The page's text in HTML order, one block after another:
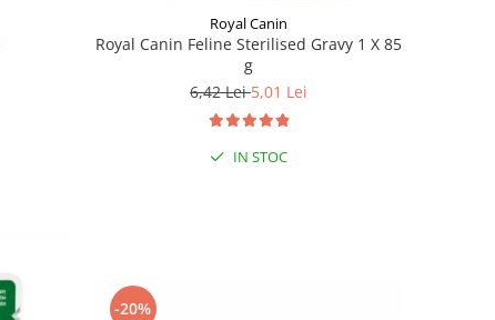
Royal Canin
Royal Canin Feline Sterilised Gravy 1 X 85
g
6,42 Lei5,01 Lei
IN STOC
-20%